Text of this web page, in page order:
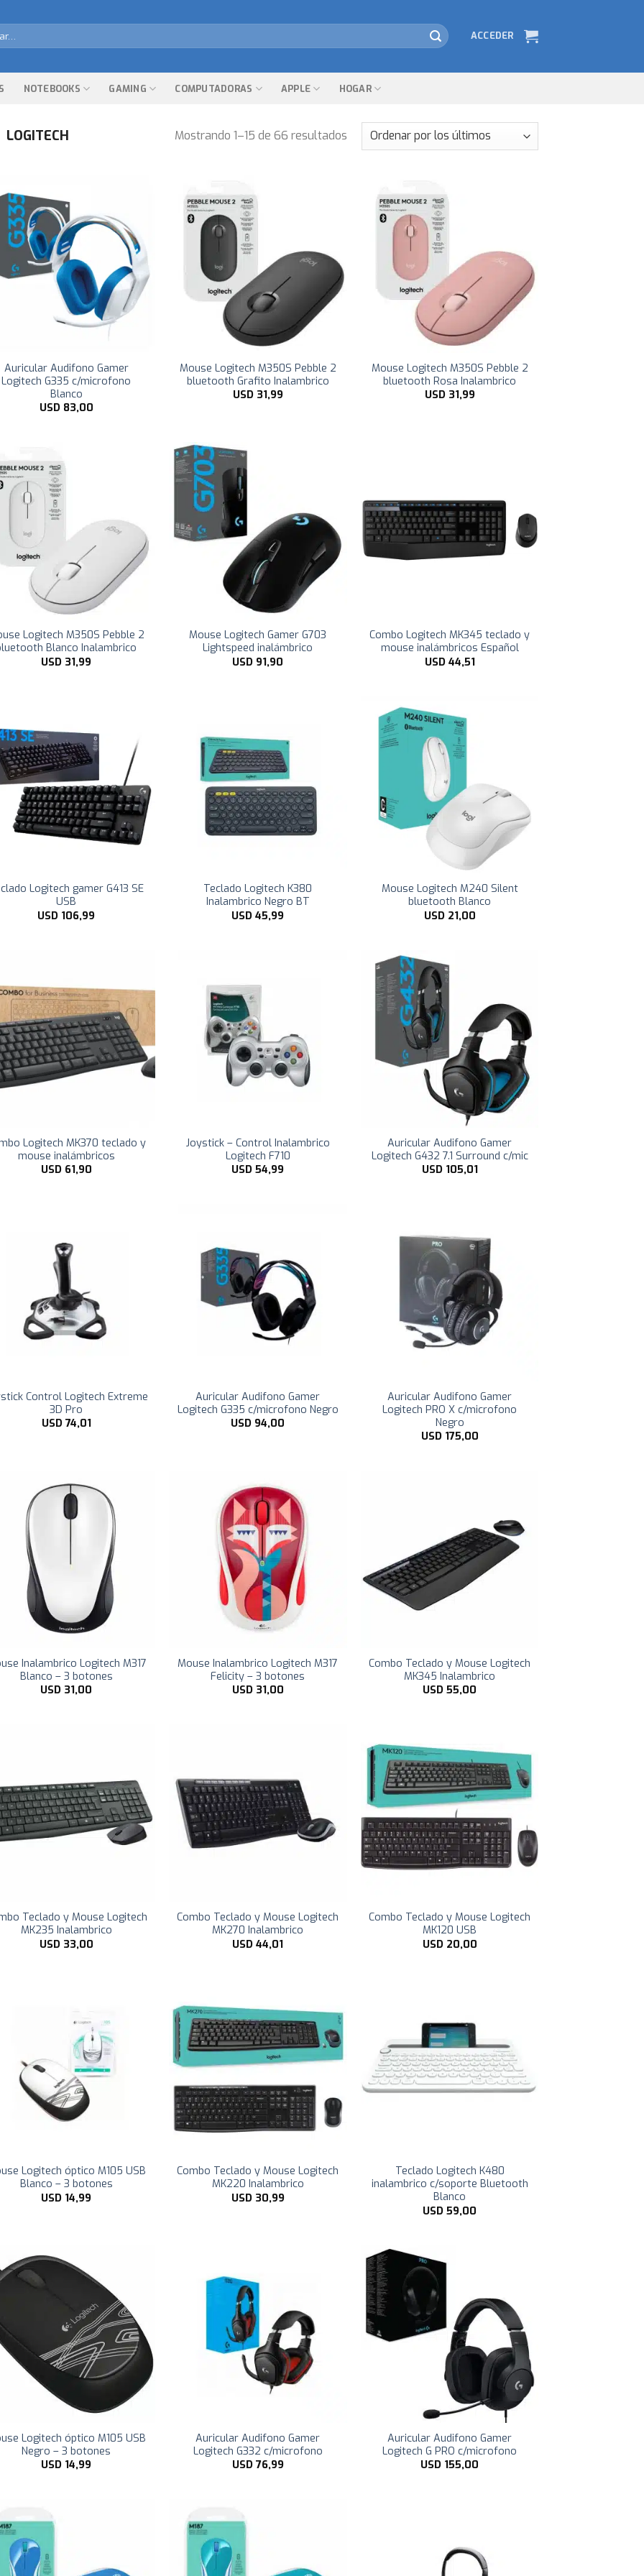
ACCEDER
NOTEBOOKS GAMING COMPUTADORAS APPLE HOGAR
LOGITECH Mostrando 1–15 de 66 resultados
Auricular Audifono Gamer
Logitech G335 c/microfono
Blanco
USD 83,00
Mouse Logitech M350S Pebble 2
bluetooth Grafito Inalambrico
USD 31,99
Mouse Logitech M350S Pebble 2
bluetooth Rosa Inalambrico
USD 31,99
Logitech M350S Pebble 2
Blanco Inalambrico
USD 31,99
Mouse Logitech Gamer G703
Lightspeed inalámbrico
USD 91,90
Combo Logitech MK345 teclado y
mouse inalámbricos Español
USD 44,51
Logitech gamer G413 SE
USB
USD 106,99
Teclado Logitech K380
Inalambrico Negro BT
USD45,99
Mouse Logitech M240 Silent
bluetooth Blanco
USD 21,00
Logitech MK370 teclado y
mouse inalámbricos
USD 61,90
Joystick – Control Inalambrico
Logitech F710
USD54,99
Auricular Audifono Gamer
Logitech G432 7.1 Surround c/mic
USD 105,01
Control Logitech Extreme
3D Pro
USD 74,01
Auricular Audifono Gamer
Logitech G335 c/microfono Negro
USD 94,00
Auricular Audifono Gamer
Logitech PRO X c/microfono
Negro
USD 175,00
Inalambrico Logitech M317
Blanco – 3 botones
USD 31,00
Mouse Inalambrico Logitech M317
Felicity – 3 botones
USD 31,00
Combo Teclado y Mouse Logitech
MK345 Inalambrico
USD55,00
Teclado y Mouse Logitech
MK235 Inalambrico
USD 33,00
Combo Teclado y Mouse Logitech
MK270 Inalambrico
USD44,01
Combo Teclado y Mouse Logitech
MK120 USB
USD 20,00
Logitech óptico M105 USB
Blanco – 3 botones
USD 14,99
Combo Teclado y Mouse Logitech
MK220 Inalambrico
USD 30,99
Teclado Logitech K480
inalambrico c/soporte Bluetooth
Blanco
USD59,00
Logitech óptico M105 USB
Negro – 3 botones
USD 14,99
Auricular Audifono Gamer
Logitech G332 c/microfono
USD 76,99
Auricular Audifono Gamer
Logitech G PRO c/microfono
USD 155,00